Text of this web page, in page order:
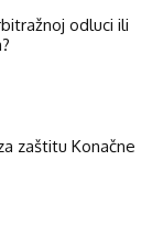
odluci ili
zaštitu Konačne